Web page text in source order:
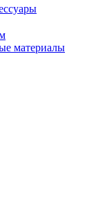
материалы